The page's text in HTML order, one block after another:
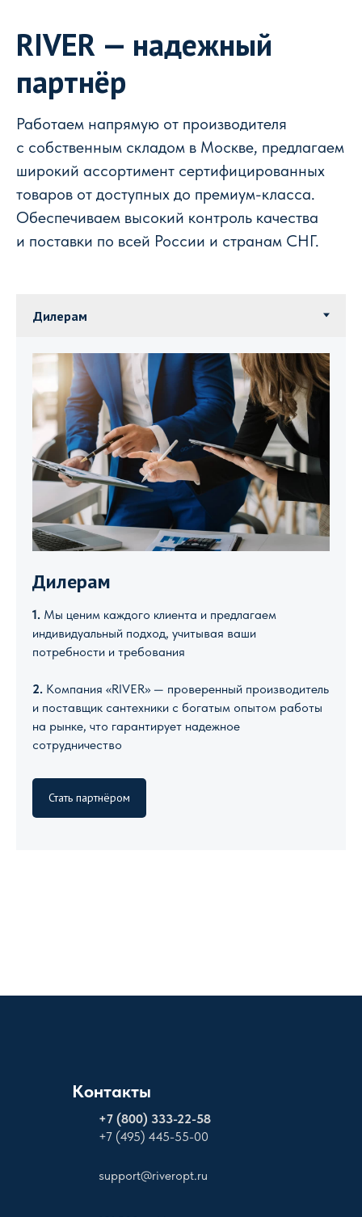
RIVER — надежный
партнёр
Работаем напрямую от производителя
с собственным складом в Москве, предлагаем
широкий ассортимент сертифицированных
товаров от доступных до премиум-класса.
Обеспечиваем высокий контроль качества
и поставки по всей России и странам СНГ.
Дилерам
1. Мы ценим каждого клиента и предлагаем
индивидуальный подход, учитывая ваши
потребности и требования
2. Компания «RIVER» — проверенный производитель
и поставщик сантехники с богатым опытом работы
на рынке, что гарантирует надежное
сотрудничество
Стать партнёром
Контакты
+7 (800) 333-22-58
+7 (495) 445-55-00
support@riveropt.ru